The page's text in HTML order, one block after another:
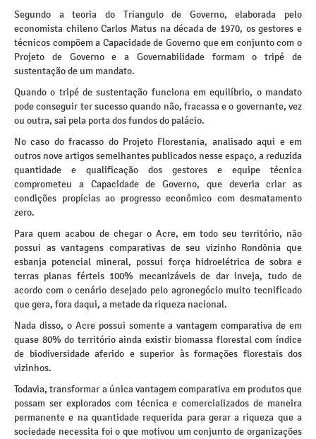
Segundo a teoria do Triangulo de Governo, elaborada pelo
economista chileno Carlos Matus na década de 1970, os gestores e
técnicos compõem a Capacidade de Governo que em conjunto com o
Projeto de Governo e a Governabilidade formam o tripé de
sustentação de um mandato.
Quando o tripé de sustentação funciona em equilíbrio, o mandato
pode conseguir ter sucesso quando não, fracassa e o governante, vez
ou outra, sai pela porta dos fundos do palácio.
No caso do fracasso do Projeto Florestania, analisado aqui e em
outros nove artigos semelhantes publicados nesse espaço, a reduzida
quantidade e qualificação dos gestores e equipe técnica
comprometeu a Capacidade de Governo, que deveria criar as
condições propícias ao progresso econômico com desmatamento
zero.
Para quem acabou de chegar o Acre, em todo seu território, não
possui as vantagens comparativas de seu vizinho Rondônia que
esbanja potencial mineral, possui força hidroelétrica de sobra e
terras planas férteis 100% mecanizáveis de dar inveja, tudo de
acordo com o cenário desejado pelo agronegócio muito tecnificado
que gera, fora daqui, a metade da riqueza nacional.
Nada disso, o Acre possui somente a vantagem comparativa de em
quase 80% do território ainda existir biomassa florestal com índice
de biodiversidade aferido e superior às formações florestais dos
vizinhos.
Todavia, transformar a única vantagem comparativa em produtos que
possam ser explorados com técnica e comercializados de maneira
permanente e na quantidade requerida para gerar a riqueza que a
sociedade necessita foi o que motivou um conjunto de organizações